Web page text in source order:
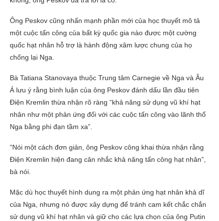
Ông Peskov cũng nhấn mạnh phần mới của học thuyết mô tả
một cuộc tấn công của bất kỳ quốc gia nào được một cường
quốc hạt nhân hỗ trợ là hành động xâm lược chung của họ
chống lại Nga.
Bà Tatiana Stanovaya thuộc Trung tâm Carnegie về Nga và Âu
Á lưu ý rằng bình luận của ông Peskov đánh dấu lần đầu tiên
Điện Kremlin thừa nhận rõ ràng “khả năng sử dụng vũ khí hạt
nhân như một phản ứng đối với các cuộc tấn công vào lãnh thổ
Nga bằng phi đạn tầm xa”.
“Nói một cách đơn giản, ông Peskov công khai thừa nhận rằng
Điện Kremlin hiện đang cân nhắc khả năng tấn công hạt nhân”,
bà nói.
Mặc dù học thuyết hình dung ra một phản ứng hạt nhân khả dĩ
của Nga, nhưng nó được xây dựng để tránh cam kết chắc chắn
sử dụng vũ khí hạt nhân và giữ cho các lựa chọn của ông Putin